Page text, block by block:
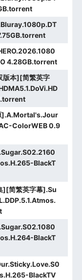
4.28GB.torrent
版本][简繁英字
].A.Mortal's.Jour
ColorWEB 0.9
BlackT
][简繁英字幕].Su
BlackT
BlackTV